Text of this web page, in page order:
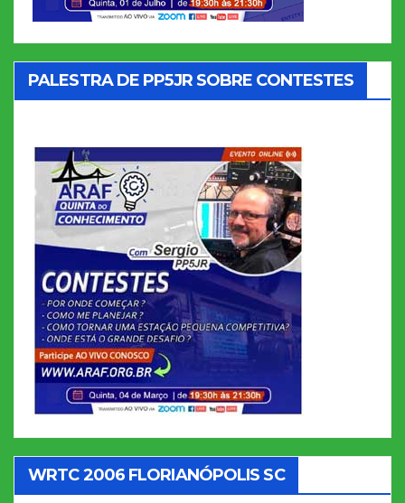
PALESTRA DE PP5JR SOBRE CONTESTES
WRTC 2006 FLORIANÓPOLIS SC